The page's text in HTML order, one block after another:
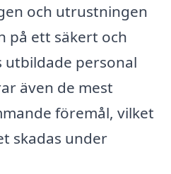
och utrustningen
ett säkert och
utbildade personal
även de mest
föremål, vilket
skadas under